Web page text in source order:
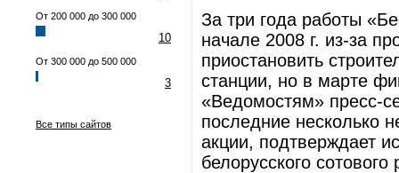
От 200 000 до 300 000
10
От 300 000 до 500 000
3
Все типы сайтов
За три года работы
начале 2008 г. из-за
приостановить
станции, но в марте
«Ведомостям» пресс-
последние несколько
акции, подтверждает
белорусского сотового